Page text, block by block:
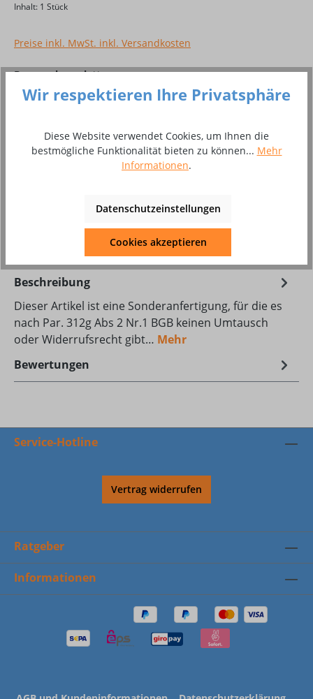
Inhalt: 1 Stück
Preise inkl. MwSt. inkl. Versandkosten
Brenner komplettauswählen
Einzelanschluss G 1/4"
Zentralanschluss
Produkt Anzahl: Gib den gewünschten
In den Warenkorb
Zum Merkzettel hinzufügen
Produktnummer:8002336
Beschreibung
Dieser Artikel ist eine Sonderanfertigung, für die es
nach Par. 312g Abs 2 Nr.1 BGB keinen Umtausch
oder Widerrufsrecht gibt… Mehr
Bewertungen
Service-Hotline
Vertrag widerrufen
Ratgeber
Informationen
Wir respektieren Ihre Privatsphäre
Diese Website verwendet Cookies, um Ihnen die
bestmögliche Funktionalität bieten zu können... Mehr
Informationen.
Datenschutzeinstellungen
Cookies akzeptieren